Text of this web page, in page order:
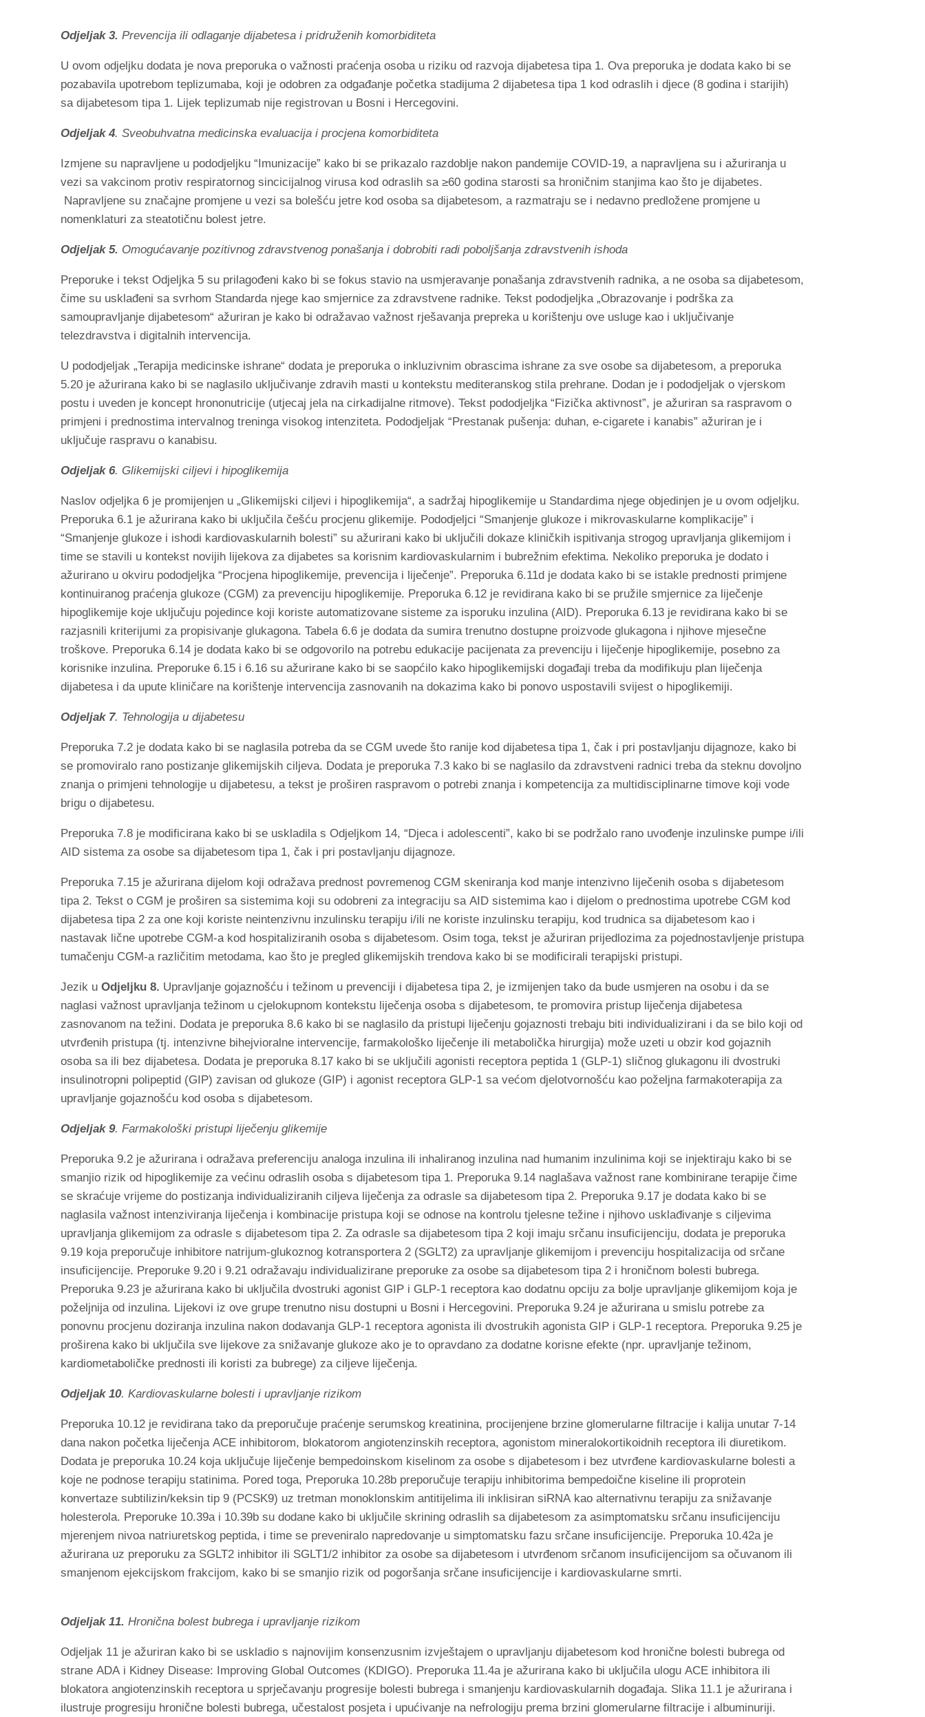
Odjeljak 3. Prevencija ili odlaganje dijabetesa i pridruženih komorbiditeta
U ovom odjeljku dodata je nova preporuka o važnosti praćenja osoba u riziku od razvoja dijabetesa tipa 1. Ova preporuka je dodata kako bi se
pozabavila upotrebom teplizumaba, koji je odobren za odgađanje početka stadijuma 2 dijabetesa tipa 1 kod odraslih i djece (8 godina i starijih)
sa dijabetesom tipa 1. Lijek teplizumab nije registrovan u Bosni i Hercegovini.
Odjeljak 4. Sveobuhvatna medicinska evaluacija i procjena komorbiditeta
Izmjene su napravljene u pododjeljku “Imunizacije” kako bi se prikazalo razdoblje nakon pandemije COVID-19, a napravljena su i ažuriranja u
vezi sa vakcinom protiv respiratornog sincicijalnog virusa kod odraslih sa ≥60 godina starosti sa hroničnim stanjima kao što je dijabetes.
Napravljene su značajne promjene u vezi sa bolešću jetre kod osoba sa dijabetesom, a razmatraju se i nedavno predložene promjene u
nomenklaturi za steatotičnu bolest jetre.
Odjeljak 5. Omogućavanje pozitivnog zdravstvenog ponašanja i dobrobiti radi poboljšanja zdravstvenih ishoda
Preporuke i tekst Odjeljka 5 su prilagođeni kako bi se fokus stavio na usmjeravanje ponašanja zdravstvenih radnika, a ne osoba sa dijabetesom,
čime su usklađeni sa svrhom Standarda njege kao smjernice za zdravstvene radnike. Tekst pododjeljka „Obrazovanje i podrška za
samoupravljanje dijabetesom“ ažuriran je kako bi odražavao važnost rješavanja prepreka u korištenju ove usluge kao i uključivanje
telezdravstva i digitalnih intervencija.
U pododjeljak „Terapija medicinske ishrane“ dodata je preporuka o inkluzivnim obrascima ishrane za sve osobe sa dijabetesom, a preporuka
5.20 je ažurirana kako bi se naglasilo uključivanje zdravih masti u kontekstu mediteranskog stila prehrane. Dodan je i pododjeljak o vjerskom
postu i uveden je koncept hrononutricije (utjecaj jela na cirkadijalne ritmove). Tekst pododjeljka “Fizička aktivnost”, je ažuriran sa raspravom o
primjeni i prednostima intervalnog treninga visokog intenziteta. Pododjeljak “Prestanak pušenja: duhan, e-cigarete i kanabis” ažuriran je i
uključuje raspravu o kanabisu.
Odjeljak 6. Glikemijski ciljevi i hipoglikemija
Naslov odjeljka 6 je promijenjen u „Glikemijski ciljevi i hipoglikemija“, a sadržaj hipoglikemije u Standardima njege objedinjen je u ovom odjeljku.
Preporuka 6.1 je ažurirana kako bi uključila češću procjenu glikemije. Pododjeljci “Smanjenje glukoze i mikrovaskularne komplikacije” i
“Smanjenje glukoze i ishodi kardiovaskularnih bolesti” su ažurirani kako bi uključili dokaze kliničkih ispitivanja strogog upravljanja glikemijom i
time se stavili u kontekst novijih lijekova za dijabetes sa korisnim kardiovaskularnim i bubrežnim efektima. Nekoliko preporuka je dodato i
ažurirano u okviru pododjeljka “Procjena hipoglikemije, prevencija i liječenje”. Preporuka 6.11d je dodata kako bi se istakle prednosti primjene
kontinuiranog praćenja glukoze (CGM) za prevenciju hipoglikemije. Preporuka 6.12 je revidirana kako bi se pružile smjernice za liječenje
hipoglikemije koje uključuju pojedince koji koriste automatizovane sisteme za isporuku inzulina (AID). Preporuka 6.13 je revidirana kako bi se
razjasnili kriterijumi za propisivanje glukagona. Tabela 6.6 je dodata da sumira trenutno dostupne proizvode glukagona i njihove mjesečne
troškove. Preporuka 6.14 je dodata kako bi se odgovorilo na potrebu edukacije pacijenata za prevenciju i liječenje hipoglikemije, posebno za
korisnike inzulina. Preporuke 6.15 i 6.16 su ažurirane kako bi se saopćilo kako hipoglikemijski događaji treba da modifikuju plan liječenja
dijabetesa i da upute kliničare na korištenje intervencija zasnovanih na dokazima kako bi ponovo uspostavili svijest o hipoglikemiji.
Odjeljak 7. Tehnologija u dijabetesu
Preporuka 7.2 je dodata kako bi se naglasila potreba da se CGM uvede što ranije kod dijabetesa tipa 1, čak i pri postavljanju dijagnoze, kako bi
se promoviralo rano postizanje glikemijskih ciljeva. Dodata je preporuka 7.3 kako bi se naglasilo da zdravstveni radnici treba da steknu dovoljno
znanja o primjeni tehnologije u dijabetesu, a tekst je proširen raspravom o potrebi znanja i kompetencija za multidisciplinarne timove koji vode
brigu o dijabetesu.
Preporuka 7.8 je modificirana kako bi se uskladila s Odjeljkom 14, “Djeca i adolescenti”, kako bi se podržalo rano uvođenje inzulinske pumpe i/ili
AID sistema za osobe sa dijabetesom tipa 1, čak i pri postavljanju dijagnoze.
Preporuka 7.15 je ažurirana dijelom koji odražava prednost povremenog CGM skeniranja kod manje intenzivno liječenih osoba s dijabetesom
tipa 2. Tekst o CGM je proširen sa sistemima koji su odobreni za integraciju sa AID sistemima kao i dijelom o prednostima upotrebe CGM kod
dijabetesa tipa 2 za one koji koriste neintenzivnu inzulinsku terapiju i/ili ne koriste inzulinsku terapiju, kod trudnica sa dijabetesom kao i
nastavak lične upotrebe CGM-a kod hospitaliziranih osoba s dijabetesom. Osim toga, tekst je ažuriran prijedlozima za pojednostavljenje pristupa
tumačenju CGM-a različitim metodama, kao što je pregled glikemijskih trendova kako bi se modificirali terapijski pristupi.
Jezik u Odjeljku 8. Upravljanje gojaznošću i težinom u prevenciji i dijabetesa tipa 2, je izmijenjen tako da bude usmjeren na osobu i da se
naglasi važnost upravljanja težinom u cjelokupnom kontekstu liječenja osoba s dijabetesom, te promovira pristup liječenja dijabetesa
zasnovanom na težini. Dodata je preporuka 8.6 kako bi se naglasilo da pristupi liječenju gojaznosti trebaju biti individualizirani i da se bilo koji od
utvrđenih pristupa (tj. intenzivne bihejvioralne intervencije, farmakološko liječenje ili metabolička hirurgija) može uzeti u obzir kod gojaznih
osoba sa ili bez dijabetesa. Dodata je preporuka 8.17 kako bi se uključili agonisti receptora peptida 1 (GLP-1) sličnog glukagonu ili dvostruki
insulinotropni polipeptid (GIP) zavisan od glukoze (GIP) i agonist receptora GLP-1 sa većom djelotvornošću kao poželjna farmakoterapija za
upravljanje gojaznošću kod osoba s dijabetesom.
Odjeljak 9. Farmakološki pristupi liječenju glikemije
Preporuka 9.2 je ažurirana i odražava preferenciju analoga inzulina ili inhaliranog inzulina nad humanim inzulinima koji se injektiraju kako bi se
smanjio rizik od hipoglikemije za većinu odraslih osoba s dijabetesom tipa 1. Preporuka 9.14 naglašava važnost rane kombinirane terapije čime
se skraćuje vrijeme do postizanja individualiziranih ciljeva liječenja za odrasle sa dijabetesom tipa 2. Preporuka 9.17 je dodata kako bi se
naglasila važnost intenziviranja liječenja i kombinacije pristupa koji se odnose na kontrolu tjelesne težine i njihovo usklađivanje s ciljevima
upravljanja glikemijom za odrasle s dijabetesom tipa 2. Za odrasle sa dijabetesom tipa 2 koji imaju srčanu insuficijenciju, dodata je preporuka
9.19 koja preporučuje inhibitore natrijum-glukoznog kotransportera 2 (SGLT2) za upravljanje glikemijom i prevenciju hospitalizacija od srčane
insuficijencije. Preporuke 9.20 i 9.21 odražavaju individualizirane preporuke za osobe sa dijabetesom tipa 2 i hroničnom bolesti bubrega.
Preporuka 9.23 je ažurirana kako bi uključila dvostruki agonist GIP i GLP-1 receptora kao dodatnu opciju za bolje upravljanje glikemijom koja je
poželjnija od inzulina. Lijekovi iz ove grupe trenutno nisu dostupni u Bosni i Hercegovini. Preporuka 9.24 je ažurirana u smislu potrebe za
ponovnu procjenu doziranja inzulina nakon dodavanja GLP-1 receptora agonista ili dvostrukih agonista GIP i GLP-1 receptora. Preporuka 9.25 je
proširena kako bi uključila sve lijekove za snižavanje glukoze ako je to opravdano za dodatne korisne efekte (npr. upravljanje težinom,
kardiometaboličke prednosti ili koristi za bubrege) za ciljeve liječenja.
Odjeljak 10. Kardiovaskularne bolesti i upravljanje rizikom
Preporuka 10.12 je revidirana tako da preporučuje praćenje serumskog kreatinina, procijenjene brzine glomerularne filtracije i kalija unutar 7-14
dana nakon početka liječenja ACE inhibitorom, blokatorom angiotenzinskih receptora, agonistom mineralokortikoidnih receptora ili diuretikom.
Dodata je preporuka 10.24 koja uključuje liječenje bempedoinskom kiselinom za osobe s dijabetesom i bez utvrđene kardiovaskularne bolesti a
koje ne podnose terapiju statinima. Pored toga, Preporuka 10.28b preporučuje terapiju inhibitorima bempedoične kiseline ili proprotein
konvertaze subtilizin/keksin tip 9 (PCSK9) uz tretman monoklonskim antitijelima ili inklisiran siRNA kao alternativnu terapiju za snižavanje
holesterola. Preporuke 10.39a i 10.39b su dodane kako bi uključile skrining odraslih sa dijabetesom za asimptomatsku srčanu insuficijenciju
mjerenjem nivoa natriuretskog peptida, i time se preveniralo napredovanje u simptomatsku fazu srčane insuficijencije. Preporuka 10.42a je
ažurirana uz preporuku za SGLT2 inhibitor ili SGLT1/2 inhibitor za osobe sa dijabetesom i utvrđenom srčanom insuficijencijom sa očuvanom ili
smanjenom ejekcijskom frakcijom, kako bi se smanjio rizik od pogoršanja srčane insuficijencije i kardiovaskularne smrti.
Odjeljak 11. Hronična bolest bubrega i upravljanje rizikom
Odjeljak 11 je ažuriran kako bi se uskladio s najnovijim konsenzusnim izvještajem o upravljanju dijabetesom kod hronične bolesti bubrega od
strane ADA i Kidney Disease: Improving Global Outcomes (KDIGO). Preporuka 11.4a je ažurirana kako bi uključila ulogu ACE inhibitora ili
blokatora angiotenzinskih receptora u sprječavanju progresije bolesti bubrega i smanjenju kardiovaskularnih događaja. Slika 11.1 je ažurirana i
ilustruje progresiju hronične bolesti bubrega, učestalost posjeta i upućivanje na nefrologiju prema brzini glomerularne filtracije i albuminuriji.